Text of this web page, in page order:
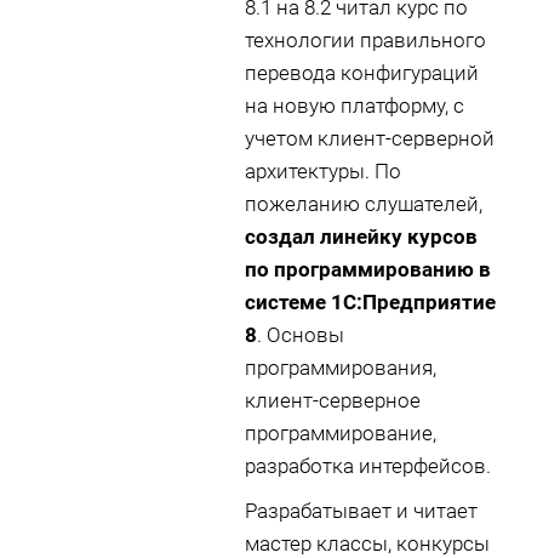
8.1 на 8.2 читал курс по
технологии правильного
перевода конфигураций
на новую платформу, с
учетом клиент-серверной
архитектуры. По
пожеланию слушателей,
создал линейку курсов
по программированию в
системе 1С:Предприятие
8. Основы
программирования,
клиент-серверное
программирование,
разработка интерфейсов.
Разрабатывает и читает
мастер классы, конкурсы